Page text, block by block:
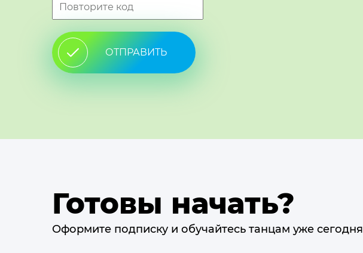
ОТПРАВИТЬ
Готовы начать?
Оформите подписку и обучайтесь танцам уже сегодня